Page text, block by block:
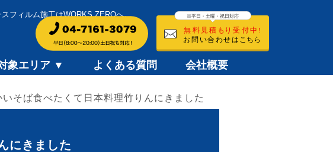
フィルム施工はWORKS ZEROへ。
象エリア ▼ よくある質問 会社概要
いそば食べたくて日本料理竹りんにきました
にきました